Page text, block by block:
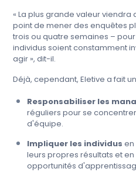
« La plus grande valeur
point de mener des enquêtes
trois ou quatre semaines –
individus soient constamment
agir », dit-il.
Déjà, cependant, Eletive a fait
Responsabiliser les
réguliers pour se
d'équipe.
Impliquer les individus en
leurs propres résultats et
opportunités